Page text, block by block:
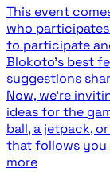
This event
who
to participate
Blokoto's best
suggestions
Now, we're
ideas for the
ball, a jetpack,
that follows you
more